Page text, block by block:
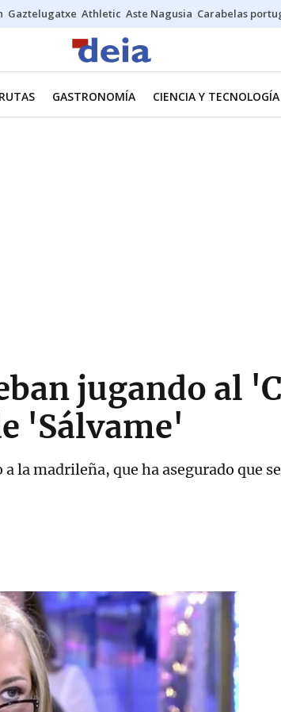
Gaztelugatxe Athletic Aste Nagusia Carabelas
RUTAS GASTRONOMÍA CIENCIA Y TECNOLOGÍA
jugando al
'Sálvame'
la madrileña, que ha asegurado que